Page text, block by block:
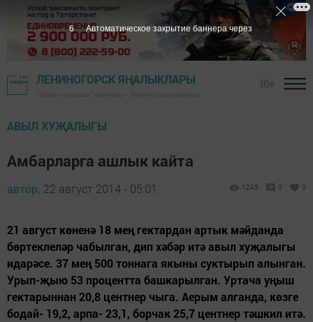
ЛЕНИНОГОРСК ЯҢАЛЫКЛАРЫ
АВЫЛ ХУҖАЛЫГЫ
Амбарларга ашлык кайта
автор, 22 август 2014 - 05:01 1245 0 0
21 август көненә 18 мең гектардан артык мәйданда
бөртеклеләр чабылган, дип хәбәр итә авыл хуҗалыгы
идарәсе. 37 мең 500 тоннага якыны суктырып алынган.
Урып-җыю 53 процентта башкарылган. Уртача уңыш
гектарыннан 20,8 центнер чыга. Аерым алганда, көзге
бодай- 19,2, арпа- 23,1, борчак 25,7 центнер тәшкил итә.
5 Автоматическое закрытие баннера через